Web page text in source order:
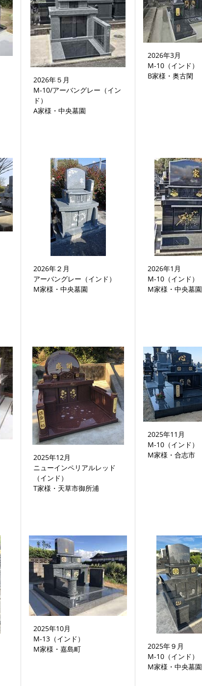
2026年５月
M-10/アーバングレー（イン
ド）
A家様・中央墓園
2026年3月
M-10（インド）
B家様・奥古閑
2026年２月
アーバングレー（インド）
M家様・中央墓園
2026年1月
M-10（インド）
M家様・中央墓園
2025年12月
ニューインペリアルレッド
（インド）
T家様・天草市御所浦
2025年11月
M-10（インド）
M家様・合志市
2025年10月
M-13（インド）
M家様・嘉島町
2025年９月
M-10（インド）
M家様・中央墓園